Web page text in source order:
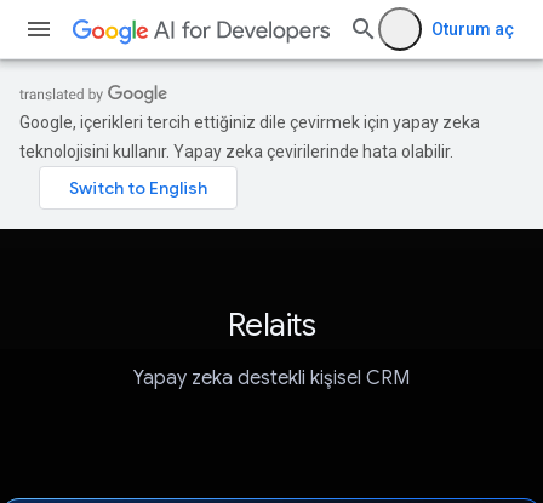
Oturum aç
Google, içerikleri tercih ettiğiniz dile çevirmek için yapay zeka
teknolojisini kullanır. Yapay zeka çevirilerinde hata olabilir.
Relaits
Yapay zeka destekli kişisel CRM